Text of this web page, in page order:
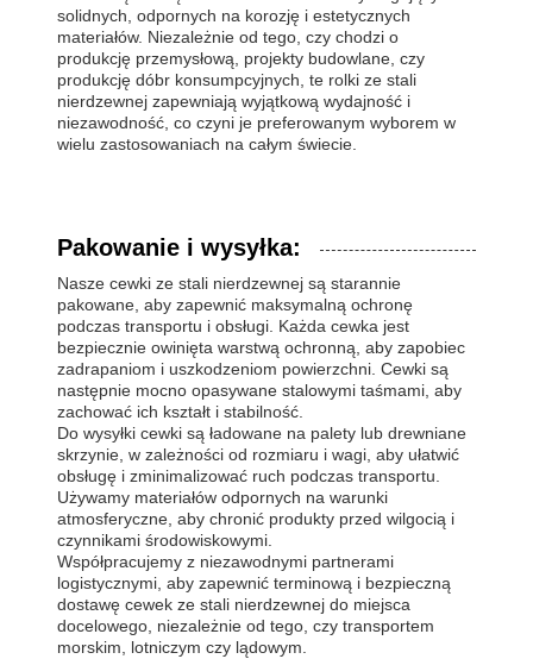
solidnych, odpornych na korozję i estetycznych
materiałów. Niezależnie od tego, czy chodzi o
produkcję przemysłową, projekty budowlane, czy
produkcję dóbr konsumpcyjnych, te rolki ze stali
nierdzewnej zapewniają wyjątkową wydajność i
niezawodność, co czyni je preferowanym wyborem w
wielu zastosowaniach na całym świecie.
Pakowanie i wysyłka:
Nasze cewki ze stali nierdzewnej są starannie
pakowane, aby zapewnić maksymalną ochronę
podczas transportu i obsługi. Każda cewka jest
bezpiecznie owinięta warstwą ochronną, aby zapobiec
zadrapaniom i uszkodzeniom powierzchni. Cewki są
następnie mocno opasywane stalowymi taśmami, aby
zachować ich kształt i stabilność.
Do wysyłki cewki są ładowane na palety lub drewniane
skrzynie, w zależności od rozmiaru i wagi, aby ułatwić
obsługę i zminimalizować ruch podczas transportu.
Używamy materiałów odpornych na warunki
atmosferyczne, aby chronić produkty przed wilgocią i
czynnikami środowiskowymi.
Współpracujemy z niezawodnymi partnerami
logistycznymi, aby zapewnić terminową i bezpieczną
dostawę cewek ze stali nierdzewnej do miejsca
docelowego, niezależnie od tego, czy transportem
morskim, lotniczym czy lądowym.